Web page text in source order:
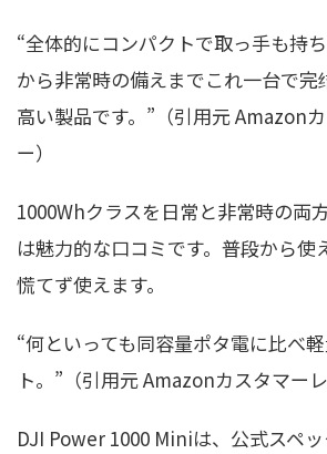
“全体的にコンパクトで取っ手も持
から非常時の備えまでこれ一台で完
高い製品です。”（引用元 Amazon
ー）
1000Whクラスを日常と非常時の両
は魅力的な口コミです。普段から使
慌てず使えます。
“何といっても同容量ポタ電に比べ
ト。”（引用元 Amazonカスタマーレ
DJI Power 1000 Miniは、公式スペ